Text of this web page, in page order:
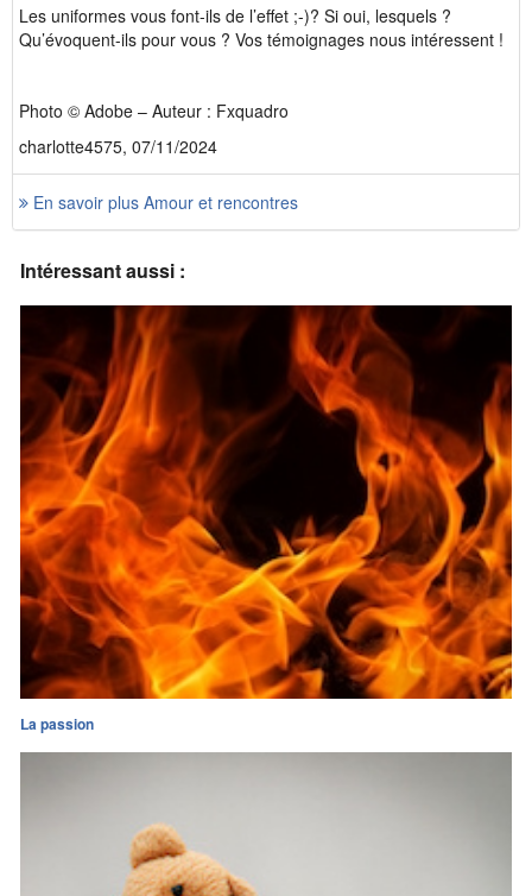
Les uniformes vous font-ils de l’effet ;-)? Si oui, lesquels ?
Qu’évoquent-ils pour vous ? Vos témoignages nous intéressent !
Photo © Adobe – Auteur : Fxquadro
charlotte4575, 07/11/2024
En savoir plus Amour et rencontres
Intéressant aussi :
La passion